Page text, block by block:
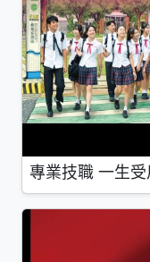
專業技職 一生受